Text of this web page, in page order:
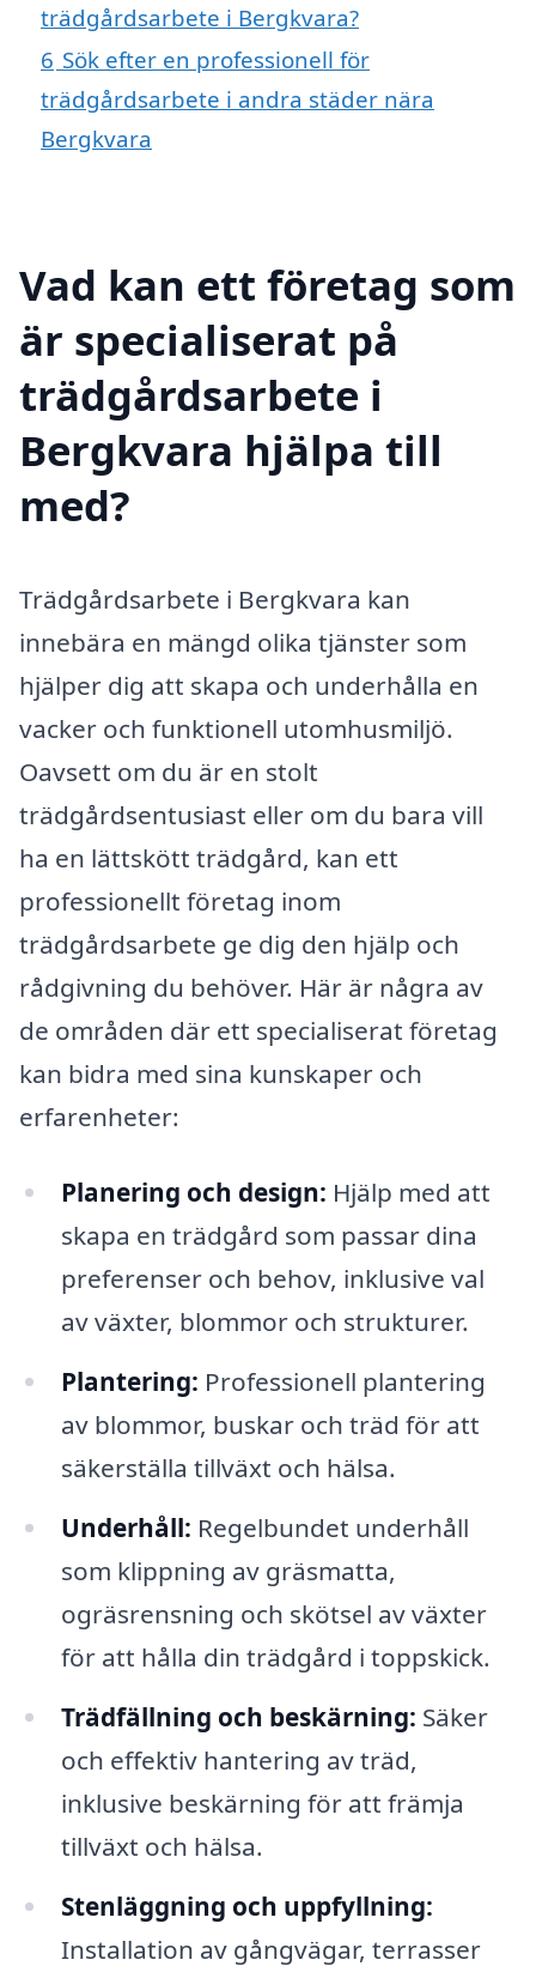
trädgårdsarbete i Bergkvara?
6 Sök efter en professionell för
trädgårdsarbete i andra städer nära
Bergkvara
Vad kan ett företag som
är specialiserat på
trädgårdsarbete i
Bergkvara hjälpa till
med?
Trädgårdsarbete i Bergkvara kan
innebära en mängd olika tjänster som
hjälper dig att skapa och underhålla en
vacker och funktionell utomhusmiljö.
Oavsett om du är en stolt
trädgårdsentusiast eller om du bara vill
ha en lättskött trädgård, kan ett
professionellt företag inom
trädgårdsarbete ge dig den hjälp och
rådgivning du behöver. Här är några av
de områden där ett specialiserat företag
kan bidra med sina kunskaper och
erfarenheter:
Planering och design: Hjälp med att
skapa en trädgård som passar dina
preferenser och behov, inklusive val
av växter, blommor och strukturer.
Plantering: Professionell plantering
av blommor, buskar och träd för att
säkerställa tillväxt och hälsa.
Underhåll: Regelbundet underhåll
som klippning av gräsmatta,
ogräsrensning och skötsel av växter
för att hålla din trädgård i toppskick.
Trädfällning och beskärning: Säker
och effektiv hantering av träd,
inklusive beskärning för att främja
tillväxt och hälsa.
Stenläggning och uppfyllning:
Installation av gångvägar, terrasser